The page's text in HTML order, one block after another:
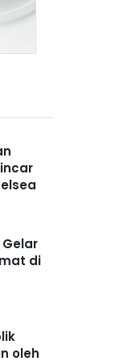
Gelar
di
oleh